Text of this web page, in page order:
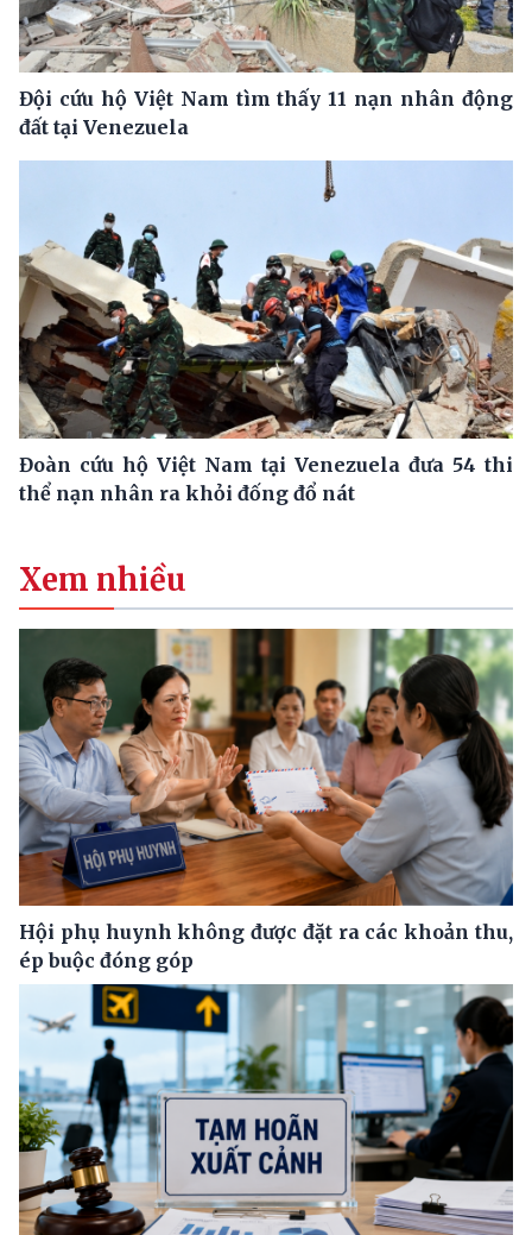
Đội cứu hộ Việt Nam tìm thấy 11 nạn nhân động
đất tại Venezuela
Đoàn cứu hộ Việt Nam tại Venezuela đưa 54 thi
thể nạn nhân ra khỏi đống đổ nát
Xem nhiều
Hội phụ huynh không được đặt ra các khoản thu,
ép buộc đóng góp